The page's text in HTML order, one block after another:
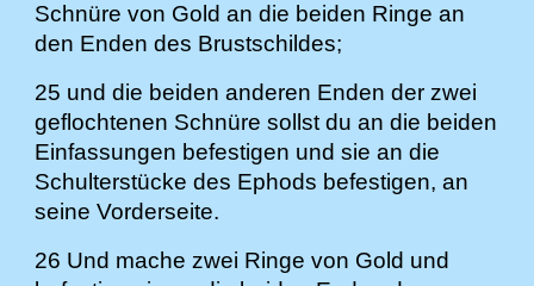
Schnüre von Gold an die beiden Ringe an
den Enden des Brustschildes;
25 und die beiden anderen Enden der zwei
geflochtenen Schnüre sollst du an die beiden
Einfassungen befestigen und sie an die
Schulterstücke des Ephods befestigen, an
seine Vorderseite.
26 Und mache zwei Ringe von Gold und